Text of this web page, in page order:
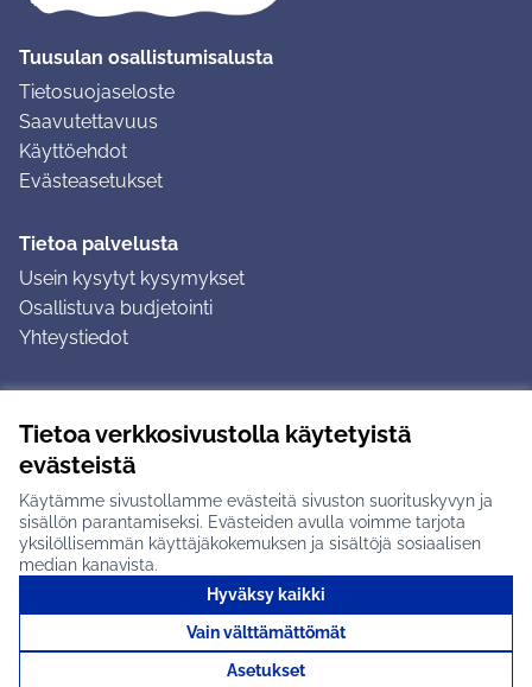
Tietoa verkkosivustolla käytetyistä
evästeistä
Käytämme sivustollamme evästeitä sivuston suorituskyvyn ja
sisällön parantamiseksi. Evästeiden avulla voimme tarjota
yksilöllisemmän käyttäjäkokemuksen ja sisältöjä sosiaalisen
median kanavista.
Hyväksy kaikki
Vain välttämättömät
Asetukset
Tuusulan osallistumisalusta
Tietosuojaseloste
Saavutettavuus
Käyttöehdot
Evästeasetukset
Tietoa palvelusta
Usein kysytyt kysymykset
Osallistuva budjetointi
Yhteystiedot
Ohjeet kirjautumiseen
Ohjeet kommentin jättämiseen
Creative Commons -lisenssi
(Ulkoinen linkki)Verkkosivusto luotuvapaan ohjelmiston
Tuusulan osallistumisalusta X-palvelussa
(Ulkoinen linkki)